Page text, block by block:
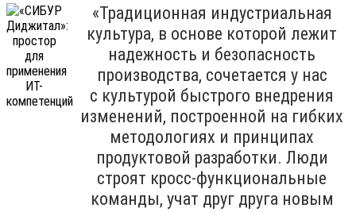
«Традиционная индустриальная
культура, в основе которой лежит
надежность и безопасность
производства, сочетается у нас
с культурой быстрого внедрения
изменений, построенной на гибких
методологиях и принципах
продуктовой разработки. Люди
строят кросс-функциональные
команды, учат друг друга новым